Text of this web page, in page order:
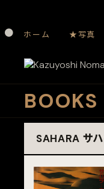
⚫️ ホーム ★写真
SAHARA サ